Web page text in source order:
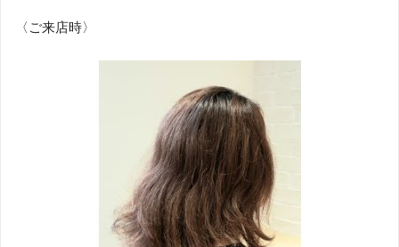
〈ご来店時〉